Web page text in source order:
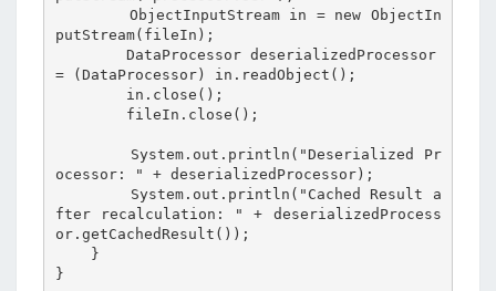
putStream(fileIn);
= (DataProcessor) in.readObject();
ocessor: " + deserializedProcessor);
fter recalculation: " + deserializedProcess
or.getCachedResult());